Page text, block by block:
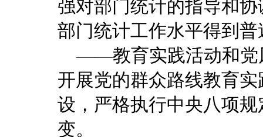
强对部门统计的指导和
部门统计工作水平得到
——教育实践活动和党
开展党的群众路线教育
设，严格执行中央八项
变。